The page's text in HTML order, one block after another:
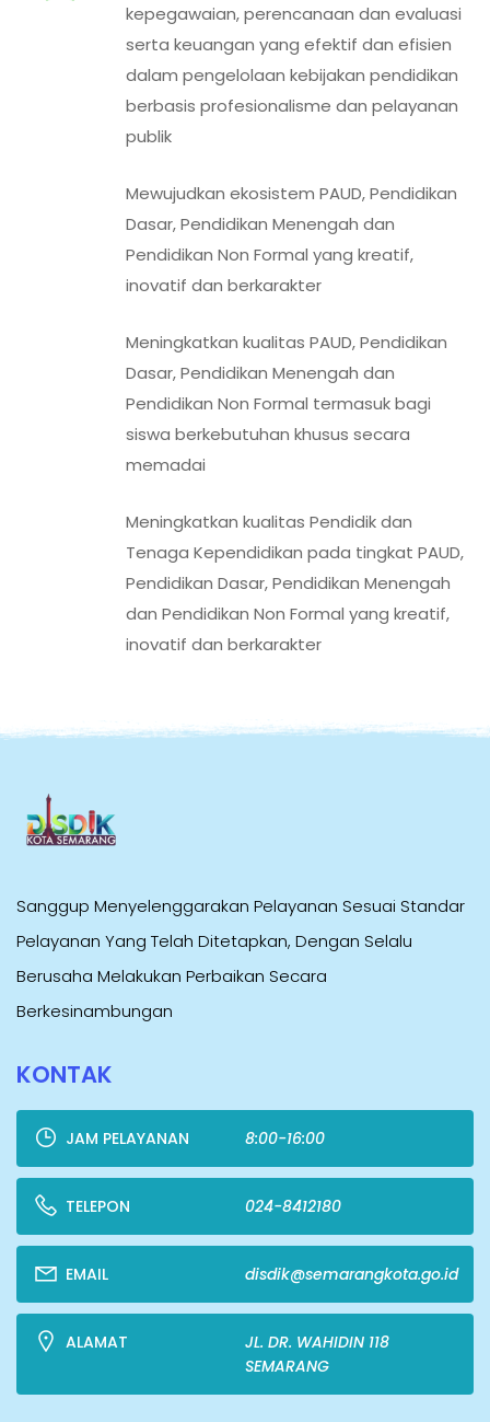
kepegawaian, perencanaan dan evaluasi
serta keuangan yang efektif dan efisien
dalam pengelolaan kebijakan pendidikan
berbasis profesionalisme dan pelayanan
publik
Mewujudkan ekosistem PAUD, Pendidikan
Dasar, Pendidikan Menengah dan
Pendidikan Non Formal yang kreatif,
inovatif dan berkarakter
Meningkatkan kualitas PAUD, Pendidikan
Dasar, Pendidikan Menengah dan
Pendidikan Non Formal termasuk bagi
siswa berkebutuhan khusus secara
memadai
Meningkatkan kualitas Pendidik dan
Tenaga Kependidikan pada tingkat PAUD,
Pendidikan Dasar, Pendidikan Menengah
dan Pendidikan Non Formal yang kreatif,
inovatif dan berkarakter
Sanggup Menyelenggarakan Pelayanan Sesuai Standar
Pelayanan Yang Telah Ditetapkan, Dengan Selalu
Berusaha Melakukan Perbaikan Secara
Berkesinambungan
KONTAK
JAM PELAYANAN 8:00-16:00
TELEPON 024-8412180
EMAIL disdik@semarangkota.go.id
ALAMAT
JL. DR. WAHIDIN 118
SEMARANG